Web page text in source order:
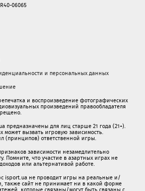
06065
и персональных данных
и воспроизведение фотографических
произведений правообладателя
предназначены для лиц старше 21 года (21+).
может вызвать игровую зависимость.
(принципов) ответственной игры.
зависимости незамедлительно
Помните, что участие в азартных играх не
или альтернативой работе.
isport.ua не проводит игры на реальные и/
также сайт не принимает ни в какой форме